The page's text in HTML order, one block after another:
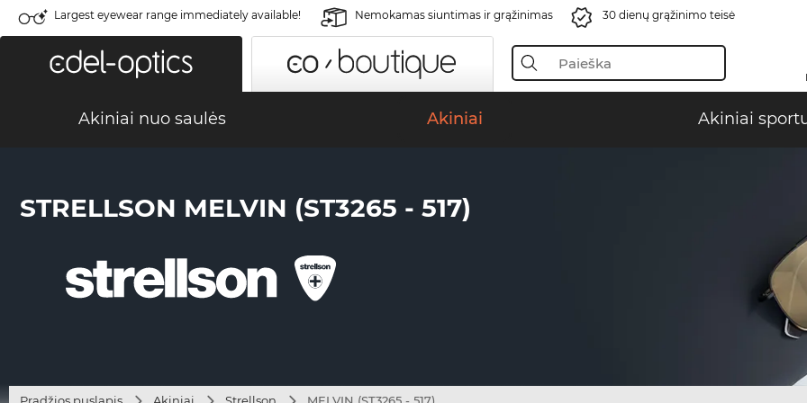
Largest eyewear range immediately available! Nemokamas siuntimas ir grąžinimas 30 dienų grąžinimo teisė
Akiniai nuo saulės Akiniai Akiniai
STRELLSON MELVIN (ST3265 - 517)